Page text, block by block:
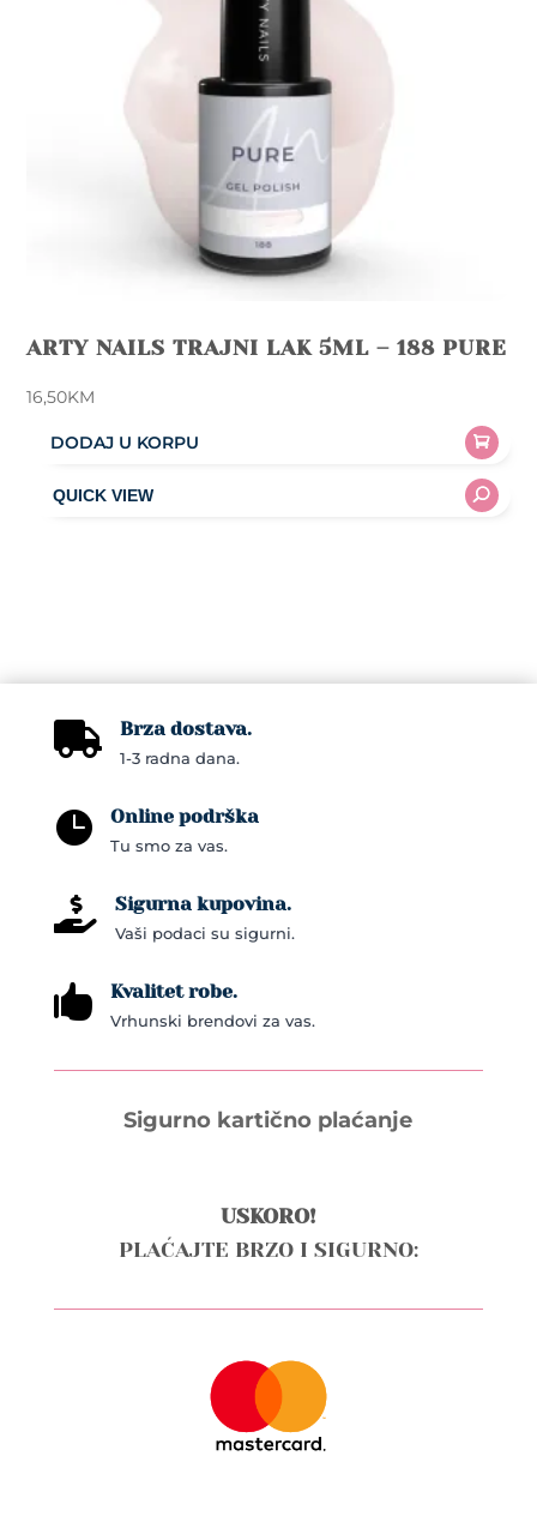
ARTY NAILS TRAJNI LAK 5ML – 188 PURE
16,50KM
DODAJ U KORPU
 Brza dostava.
1-3 radna dana.
 Online podrška
Tu smo za vas.
 Sigurna kupovina.
Vaši podaci su sigurni.
 Kvalitet robe.
Vrhunski brendovi za vas.
Sigurno kartično plaćanje
USKORO!
PLAĆAJTE BRZO I SIGURNO: